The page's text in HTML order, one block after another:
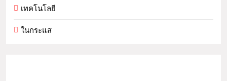
เทคโนโลยี
ในกระแส